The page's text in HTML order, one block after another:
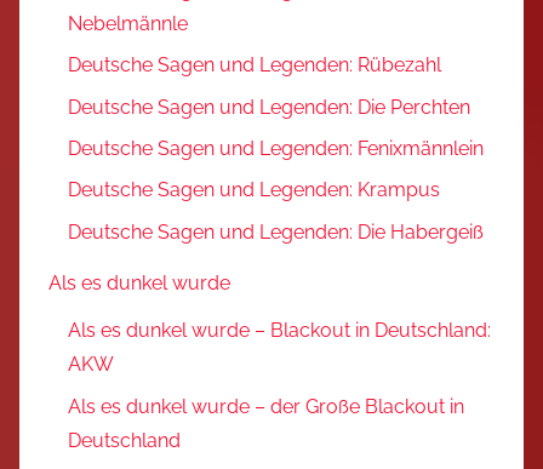
Nebelmännle
Deutsche Sagen und Legenden: Rübezahl
Deutsche Sagen und Legenden: Die Perchten
Deutsche Sagen und Legenden: Fenixmännlein
Deutsche Sagen und Legenden: Krampus
Deutsche Sagen und Legenden: Die Habergeiß
Als es dunkel wurde
Als es dunkel wurde – Blackout in Deutschland:
AKW
Als es dunkel wurde – der Große Blackout in
Deutschland